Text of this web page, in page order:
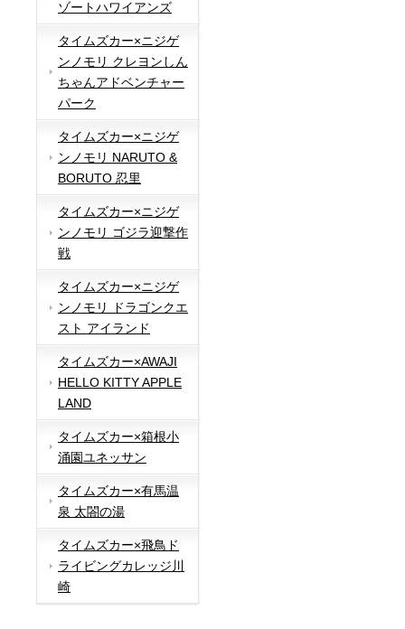
ゾートハワイアンズ
タイムズカー×ニジゲ
ンノモリ クレヨンしん
ちゃんアドベンチャー
パーク
タイムズカー×ニジゲ
ンノモリ NARUTO &
BORUTO 忍里
タイムズカー×ニジゲ
ンノモリ ゴジラ迎撃作
戦
タイムズカー×ニジゲ
ンノモリ ドラゴンクエ
スト アイランド
タイムズカー×AWAJI
HELLO KITTY APPLE
LAND
タイムズカー×箱根小
涌園ユネッサン
タイムズカー×有馬温
泉 太閤の湯
タイムズカー×飛鳥ド
ライビングカレッジ川
崎